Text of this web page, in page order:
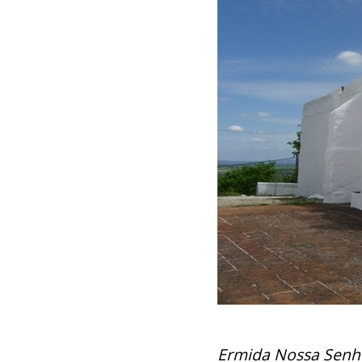
Ermida Nossa